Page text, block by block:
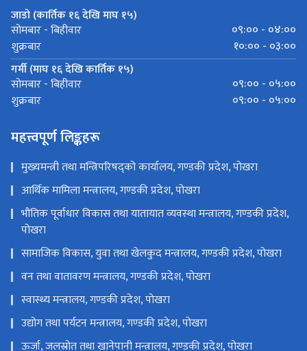
जाडो (कार्तिक १६ देखि माघ १५)
सोमबार - बिहीवार
०९:०० - ०४:००
शुक्रबार
१०:०० - ०३:००
गर्मी (माघ १६ देखि कार्तिक १५)
सोमबार - बिहीवार
०९:०० - ०५:००
शुक्रबार
०९:०० - ०५:००
महत्त्वपूर्ण लिङ्कहरू
मुख्यमन्त्री तथा मन्त्रिपरिषद्को कार्यालय, गण्डकी प्रदेश, पोखरा
आर्थिक मामिला मन्त्रालय, गण्डकी प्रदेश, पोखरा
भौतिक पूर्वाधार विकास तथा यातायात व्यवस्था मन्त्रालय, गण्डकी प्रदेश,
पोखरा
सामाजिक विकास, युवा तथा खेलकुद मन्त्रालय, गण्डकी प्रदेश, पोखरा
वन तथा वातावरण मन्त्रालय, गण्डकी प्रदेश, पोखरा
स्वास्थ्य मन्त्रालय, गण्डकी प्रदेश, पोखरा
उद्योग तथा पर्यटन मन्त्रालय, गण्डकी प्रदेश, पोखरा
ऊर्जा, जलस्रोत तथा खानेपानी मन्त्रालय, गण्डकी प्रदेश, पोखरा